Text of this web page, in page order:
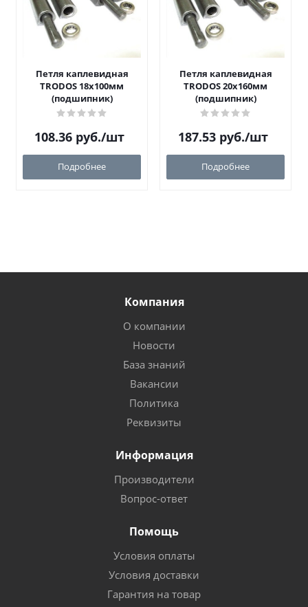
Петля каплевидная
TRODOS 18х100мм
(подшипник)
108.36 руб./шт
Подробнее
Петля каплевидная
TRODOS 20х160мм
(подшипник)
187.53 руб./шт
Подробнее
Компания
О компании
Новости
База знаний
Вакансии
Политика
Реквизиты
Информация
Производители
Вопрос-ответ
Помощь
Условия оплаты
Условия доставки
Гарантия на товар